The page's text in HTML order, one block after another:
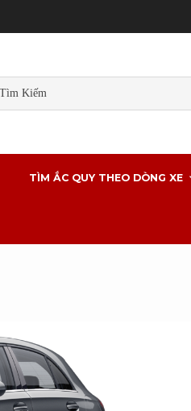
TÌM ẮC QUY THEO DÒNG XE